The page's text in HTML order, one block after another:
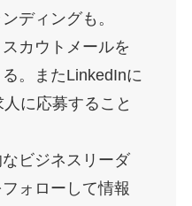
ディングも。
カウトメールを
。またLinkedInに
に応募すること
ビジネスリーダ
ォローして情報